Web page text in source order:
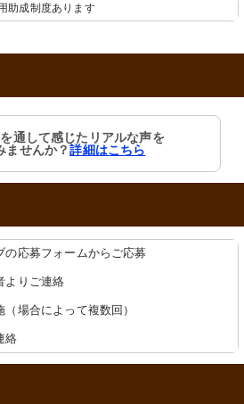
助成制度あります
通して感じたリアルな声を
ませんか？詳細はこちら
の応募フォームからご応募
よりご連絡
場合によって複数回）
絡